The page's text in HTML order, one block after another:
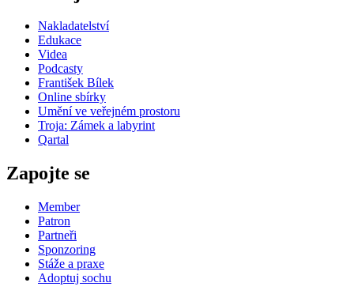
Nakladatelství
Edukace
Videa
Podcasty
František Bílek
Online sbírky
Umění ve veřejném prostoru
Troja: Zámek a labyrint
Qartal
Zapojte se
Member
Patron
Partneři
Sponzoring
Stáže a praxe
Adoptuj sochu